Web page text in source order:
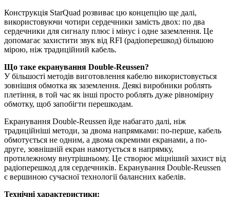
Конструкція StarQuad розвиває цю концепцію ще далі,
використовуючи чотири сердечники замість двох: по два
сердечники для сигналу плюс і мінус і одне заземлення. Це
допомагає захистити звук від RFI (радіоперешкод) більшою
мірою, ніж традиційний кабель.
Що таке екранування Double-Reussen?
У більшості методів виготовлення кабелю використовується
зовнішня обмотка як заземлення. Деякі виробники роблять
плетіння, в той час як інші просто роблять дуже рівномірну
обмотку, щоб запобігти перешкодам.
Екранування Double-Reussen йде набагато далі, ніж
традиційніші методи, за двома напрямками: по-перше, кабель
обмотується не одним, а двома окремими екранами, а по-
друге, зовнішній екран намотується в напрямку,
протилежному внутрішньому. Це створює міцніший захист від
радіоперешкод для сердечників. Екранування Double-Reussen
є вершиною сучасної технології балансних кабелів.
Технічні характеристики: